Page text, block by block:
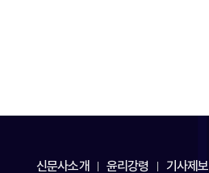
신문사소개 윤리강령 기사제보